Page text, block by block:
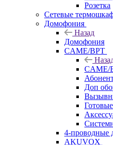
Розетка
Сетевые
Домофония
Назад
Домофония
CAME/BPT
CAME/
Доп
4-проводные
AKUVOX